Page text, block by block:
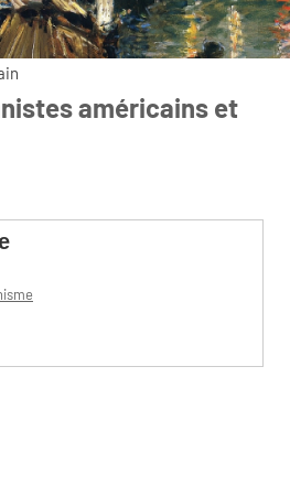
américains et